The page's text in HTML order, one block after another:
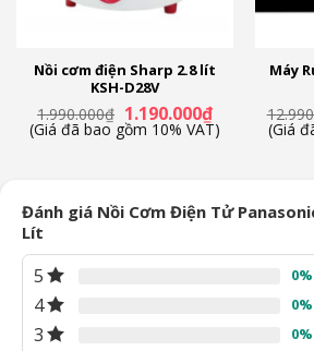
– Cơm gạo lứt
– Hâm nóng
– Cháo
– Đun sôi tức thì
– Sữa chua
– Bánh ngọt
Hẹn giờ nấu
Có
Nồi cơm điện Sharp 2.8 lít
KSH-D28V
1.990.000₫ Giá
gốc
là:
1.190.000₫Giá
hiện
tại
(Giá đã bao gồm 10% VAT)
Máy
(Giá
Đánh giá Nồi Cơm Điện Tử
Lít
5 0%
4 0%
3 0%